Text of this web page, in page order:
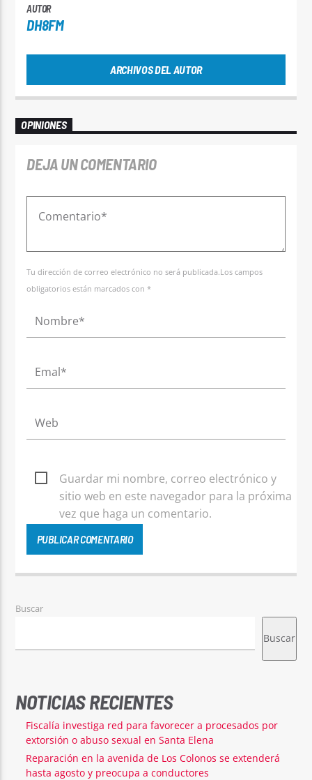
AUTOR
DH8FM
ARCHIVOS DEL AUTOR
OPINIONES
DEJA UN COMENTARIO
Tu dirección de correo electrónico no será publicada.Los campos
obligatorios están marcados con *
Guardar mi nombre, correo electrónico y
sitio web en este navegador para la próxima
vez que haga un comentario.
Buscar
Buscar
NOTICIAS RECIENTES
Fiscalía investiga red para favorecer a procesados por
extorsión o abuso sexual en Santa Elena
Reparación en la avenida de Los Colonos se extenderá
hasta agosto y preocupa a conductores